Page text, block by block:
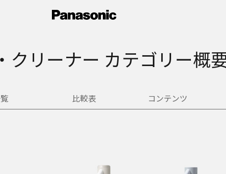
クリーナー カテゴリー概
比較表 コンテンツ